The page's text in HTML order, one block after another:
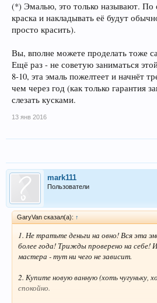
(*) Эмалью, это только называют. По
краска и накладывать её будут
просто красить).
Вы, вполне можете проделать тоже
Ещё раз - не советую заниматься
8-10, эта эмаль пожелтеет и начнёт
чем через год (как только гарантия
слезать кусками.
13 янв 2016
mark111
Пользователи
GaryVan сказал(а): ↑
1. Не тратьте деньги на овно! Вся эта
более года! Трижды проверено на себе!
мастера - тут ни чего не зависит.
2. Купите новую ванную (хоть чугуньку,
спокойно.